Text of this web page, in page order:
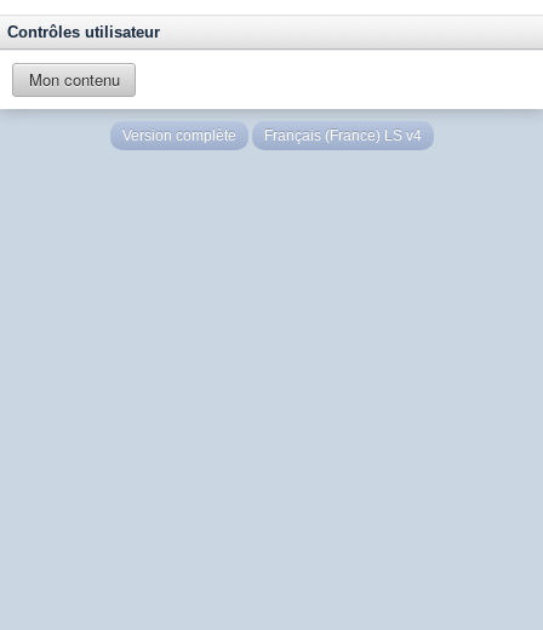
Contrôles utilisateur
Mon contenu
Version complète Français (France) LS v4